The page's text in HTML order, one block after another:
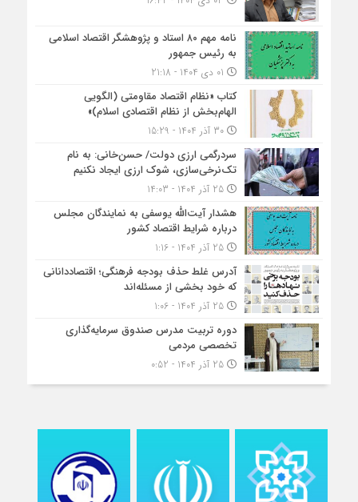
نامه مهم ۸۰ استاد و پژوهشگر اقتصاد اسلامی
به رئیس جمهور
کتاب «نظام اقتصاد مقاومتی (الگویی
الهام‌بخش از نظام اقتصادی اسلام)»
30 آذر 1404 - 15:29
سردرگمی ارزی دولت/ حسن‌خانی: به نام
تک‌نرخی‌سازی، شوک ارزی ایجاد نکنیم
25 آذر 1404 - 14:03
هشدار آیت‌الله یوسفی به نمایندگان مجلس
درباره شرایط اقتصاد کشور
25 آذر 1404 - 1:16
آدرس غلط حذف بودجه فرهنگی؛ اقتصاددانانی
که خود بخشی از مسئله‌اند
25 آذر 1404 - 1:06
دوره تربیت مدرس صندوق سرمایه‌گذاری
تخصصی مردمی
25 آذر 1404 - 0:52